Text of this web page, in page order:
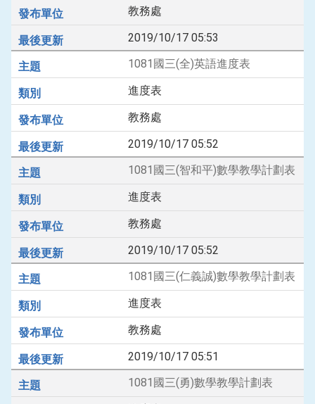
教務處
2019/10/17 05:53
1081國三(全)英語進度表
進度表
教務處
2019/10/17 05:52
1081國三(智和平)數學教學計劃表
進度表
教務處
2019/10/17 05:52
1081國三(仁義誠)數學教學計劃表
進度表
教務處
2019/10/17 05:51
1081國三(勇)數學教學計劃表